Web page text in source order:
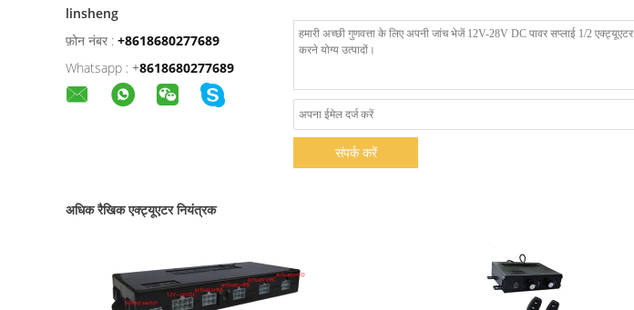
linsheng
फ़ोन नंबर : +8618680277689
Whatsapp : +8618680277689
संपर्क करें
अधिक रैखिक एक्ट्यूएटर नियंत्रक